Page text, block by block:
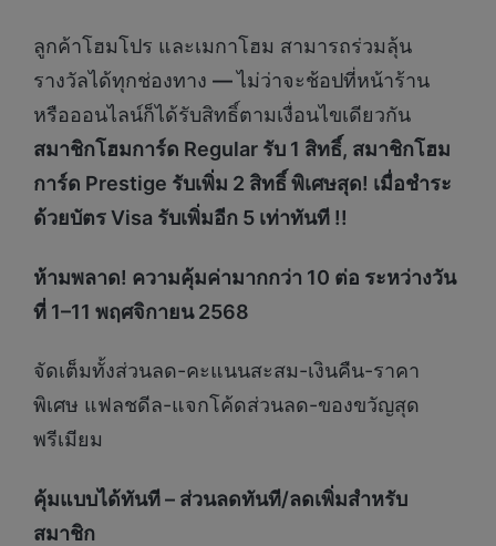
ลูกค้าโฮมโปร และเมกาโฮม สามารถร่วมลุ้น
รางวัลได้ทุกช่องทาง ––ไม่ว่าจะช้อปที่หน้าร้าน
หรือออนไลน์ก็ได้รับสิทธิ์ตามเงื่อนไขเดียวกัน
สมาชิกโฮมการ์ด Regular รับ 1 สิทธิ์, สมาชิกโฮม
การ์ด Prestige รับเพิ่ม 2 สิทธิ์ พิเศษสุด! เมื่อชำระ
ด้วยบัตร Visa รับเพิ่มอีก 5 เท่าทันที !!
ห้ามพลาด! ความคุ้มค่ามากกว่า 10 ต่อ ระหว่างวัน
ที่ 1–11 พฤศจิกายน 2568
จัดเต็มทั้งส่วนลด-คะแนนสะสม-เงินคืน-ราคา
พิเศษ แฟลชดีล-แจกโค้ดส่วนลด-ของขวัญสุด
พรีเมียม
คุ้มแบบได้ทันที – ส่วนลดทันที/ลดเพิ่มสำหรับ
สมาชิก